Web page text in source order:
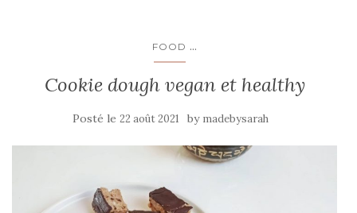
FOOD ...
Cookie dough vegan et healthy
Posté le 22 août 2021 by madebysarah